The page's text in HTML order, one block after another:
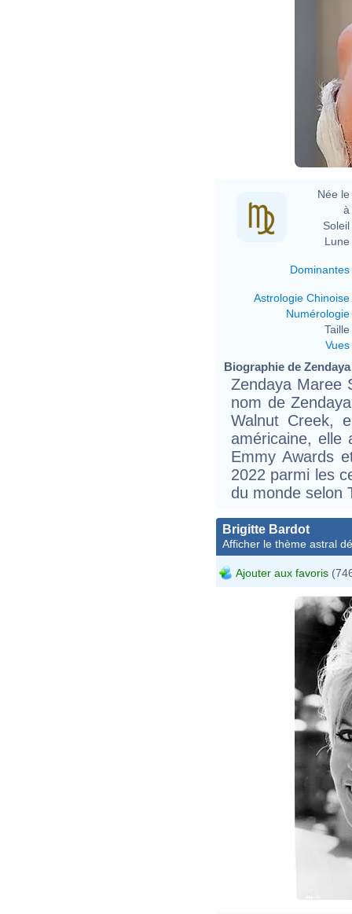
Née le
à
Soleil
Lune
Dominantes
Astrologie Chinoise
Numérologie
Taille
Vues
Biographie de
Zendaya Maree
nom de
Walnut Creek,
américaine, elle
Emmy Awards
2022 parmi les
du monde selon
Brigitte Bardot
Afficher le thème astral
Ajouter aux favoris